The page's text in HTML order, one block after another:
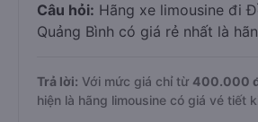
Câu hỏi: Hãng xe limousine đi
Quảng Bình có giá rẻ nhất là
Trả lời: Với mức giá chỉ từ 400.000
hiện là hãng limousine có giá vé tiết